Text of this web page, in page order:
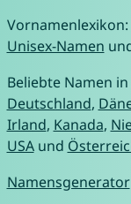
Vornamenlexikon:
Unisex-Namen
Beliebte Namen in
Deutschland,
Irland, Kanada,
USAund
Namensgenerator